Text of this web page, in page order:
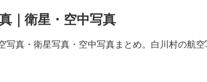
｜衛星・空中写真
写真・衛星写真・空中写真まとめ。白川村の航